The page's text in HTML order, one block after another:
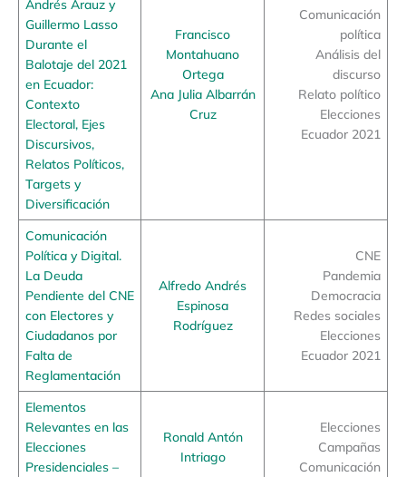
Andrés Arauz y
Guillermo Lasso
Durante el
Balotaje del 2021
en Ecuador:
Contexto
Electoral, Ejes
Discursivos,
Relatos Políticos,
Targets y
Diversificación
Francisco
Montahuano
Ortega
Ana Julia Albarrán
Cruz
Comunicación
política
Análisis del
discurso
Relato político
Elecciones
Ecuador 2021
Comunicación
Política y Digital.
La Deuda
Pendiente del CNE
con Electores y
Ciudadanos por
Falta de
Reglamentación
Alfredo Andrés
Espinosa
Rodríguez
CNE
Pandemia
Democracia
Redes sociales
Elecciones
Ecuador 2021
Elementos
Relevantes en las
Elecciones
Presidenciales –
Ronald Antón
Intriago
Elecciones
Campañas
Comunicación